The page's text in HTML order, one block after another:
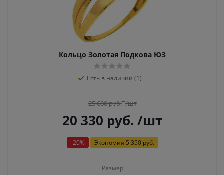
Кольцо Золотая Подкова ЮЗ
Есть в наличии (1)
25 680руб. /шт
20 330 руб. /шт
-20% Экономия 5 350 руб.
Размер